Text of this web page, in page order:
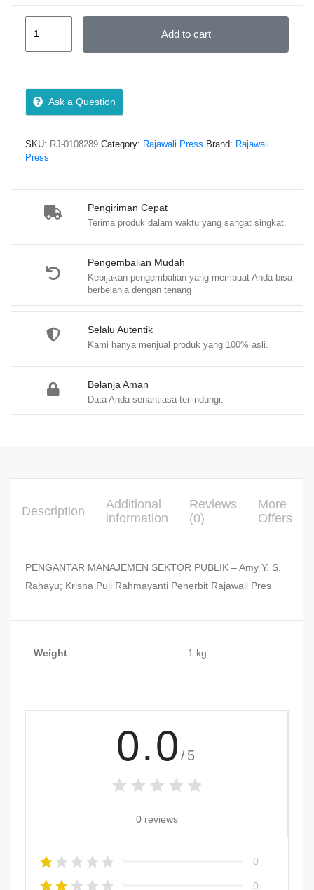
Pengiriman Cepat
Terima produk dalam waktu yang sangat singkat.
Pengembalian Mudah
Kebijakan pengembalian yang membuat Anda bisa
berbelanja dengan tenang
Selalu Autentik
Kami hanya menjual produk yang 100% asli.
Belanja Aman
Data Anda senantiasa terlindungi.
Amy
S.
Krisna
quantity
Add to cart
Ask a Question
SKU: RJ-0108289 Category: Rajawali Press Brand: Rajawali
Press
Description
Additional
information
Reviews
(0)
More
Offers
PENGANTAR MANAJEMEN SEKTOR PUBLIK – Amy Y. S.
Rahayu; Krisna Puji Rahmayanti Penerbit Rajawali Pres
Weight 1 kg
0.0 /5
0 reviews
0
0